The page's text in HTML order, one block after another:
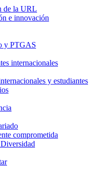
de la URL
e innovación
y PTGAS
internacionales
y estudiantes
comprometida